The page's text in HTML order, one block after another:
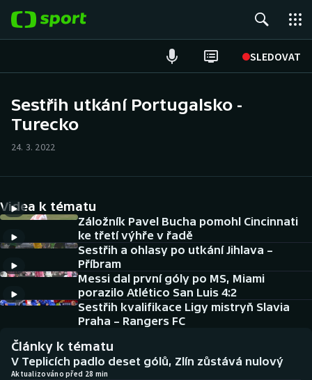
SLEDOVAT
Hokej
Cyklistika
DALŠÍ SPORTY
Americký fotbal
Baseball a softbal
Basketbal
NEPŘEHLÉDNĚTE
Historické návraty
Sestřih utkání Portugalsko -
Turecko
24. 3. 2022
Videa k tématu
Záložník Pavel Bucha pomohl Cincinnati
ke třetí výhře v řadě
Sestřih a ohlasy po utkání Jihlava –
Příbram
Messi dal první góly po MS, Miami
porazilo Atlético San Luis 4:2
Sestřih kvalifikace Ligy mistryň Slavia
Praha – Rangers FC
Články k tématu
V Teplicích padlo deset gólů, Zlín zůstává nulový
Aktualizováno před 28 min